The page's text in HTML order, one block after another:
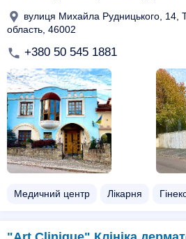
вулиця Михайла Рудницького, 14,
область, 46002
+380 50 545 1881
Медичний центр Лікарня